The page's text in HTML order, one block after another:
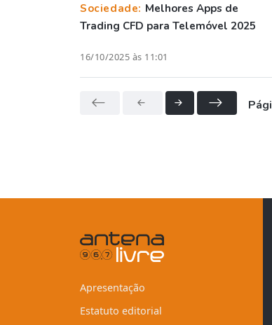
Sociedade: Melhores Apps de
Trading CFD para Telemóvel 2025
16/10/2025 às 11:01
Apresentação
Estatuto editorial